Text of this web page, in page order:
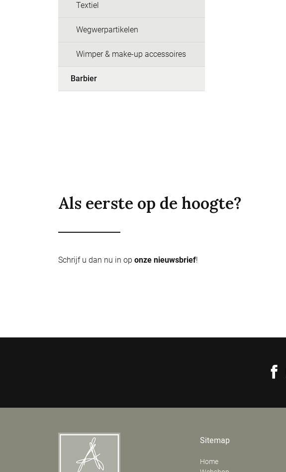
Textiel
Wegwerpartikelen
Wimper & make-up accessoires
Barbier
Als eerste op de hoogte?
Schrijf u dan nu in op onze nieuwsbrief!
Sitemap
Home